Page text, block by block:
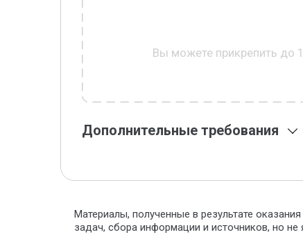
Вы можете прикрепить до
Дополнительные требования
Материалы, полученные в результате
задач, сбора информации и источников, но